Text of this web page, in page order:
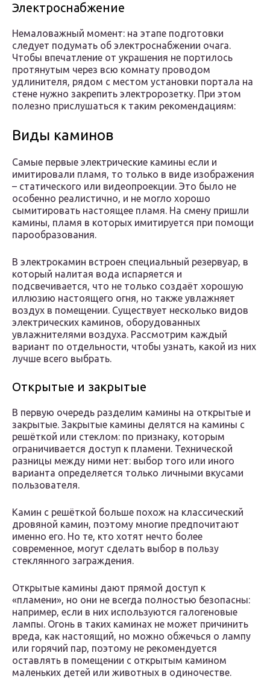
Электроснабжение
Немаловажный момент: на этапе подготовки
следует подумать об электроснабжении очага.
Чтобы впечатление от украшения не портилось
протянутым через всю комнату проводом
удлинителя, рядом с местом установки портала на
стене нужно закрепить электророзетку. При этом
полезно прислушаться к таким рекомендациям:
Виды каминов
Самые первые электрические камины если и
имитировали пламя, то только в виде изображения
– статического или видеопроекции. Это было не
особенно реалистично, и не могло хорошо
сымитировать настоящее пламя. На смену пришли
камины, пламя в которых имитируется при помощи
парообразования.
В электрокамин встроен специальный резервуар, в
который налитая вода испаряется и
подсвечивается, что не только создаёт хорошую
иллюзию настоящего огня, но также увлажняет
воздух в помещении. Существует несколько видов
электрических каминов, оборудованных
увлажнителями воздуха. Рассмотрим каждый
вариант по отдельности, чтобы узнать, какой из них
лучше всего выбрать.
Открытые и закрытые
В первую очередь разделим камины на открытые и
закрытые. Закрытые камины делятся на камины с
решёткой или стеклом: по признаку, которым
ограничивается доступ к пламени. Технической
разницы между ними нет: выбор того или иного
варианта определяется только личными вкусами
пользователя.
Камин с решёткой больше похож на классический
дровяной камин, поэтому многие предпочитают
именно его. Но те, кто хотят нечто более
современное, могут сделать выбор в пользу
стеклянного заграждения.
Открытые камины дают прямой доступ к
«пламени», но они не всегда полностью безопасны:
например, если в них используются галогеновые
лампы. Огонь в таких каминах не может причинить
вреда, как настоящий, но можно обжечься о лампу
или горячий пар, поэтому не рекомендуется
оставлять в помещении с открытым камином
маленьких детей или животных в одиночестве.